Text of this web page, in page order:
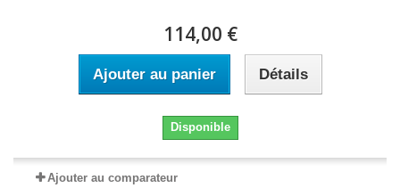
114,00 €
Ajouter au panier Détails
Disponible
Ajouter au comparateur